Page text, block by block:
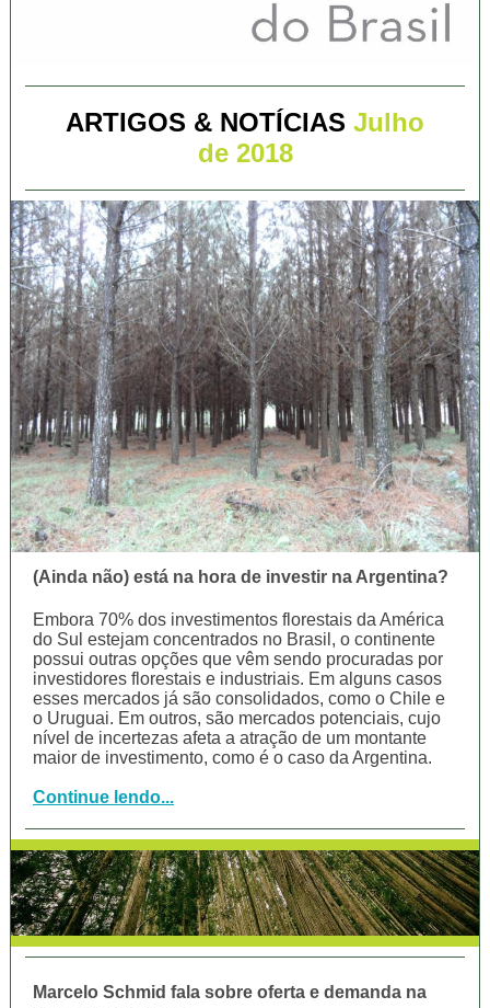
ARTIGOS & NOTÍCIAS Julho
de 2018
(Ainda não) está na hora de investir na Argentina?
Embora 70% dos investimentos florestais da América
do Sul estejam concentrados no Brasil, o continente
possui outras opções que vêm sendo procuradas por
investidores florestais e industriais. Em alguns casos
esses mercados já são consolidados, como o Chile e
o Uruguai. Em outros, são mercados potenciais, cujo
nível de incertezas afeta a atração de um montante
maior de investimento, como é o caso da Argentina.
Continue lendo...
Marcelo Schmid fala sobre oferta e demanda na